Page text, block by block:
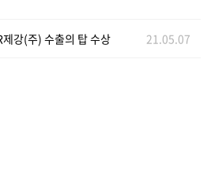
강(주) 수출의 탑 수상 21.05.07